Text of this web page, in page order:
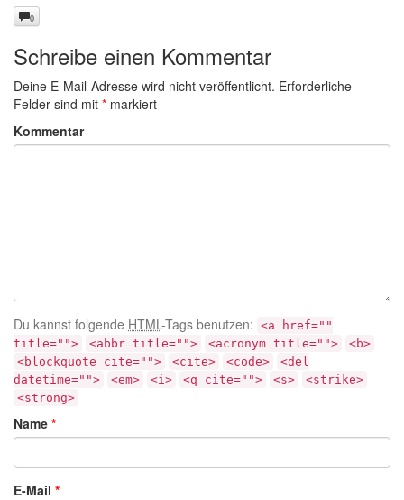
0
Schreibe einen Kommentar
Deine E-Mail-Adresse wird nicht veröffentlicht. Erforderliche
Felder sind mit * markiert
Kommentar
Du kannst folgende HTML-Tags benutzen: <a href=""
title="">
<abbr title=""> <acronym title="">
<b>
<blockquote cite="">
<cite> <code>
<del
datetime="">
<em> <i> <q cite=""> <s>
<strike>
<strong>
Name *
E-Mail *